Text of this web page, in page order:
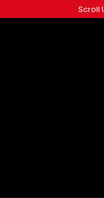
ke
Scroll